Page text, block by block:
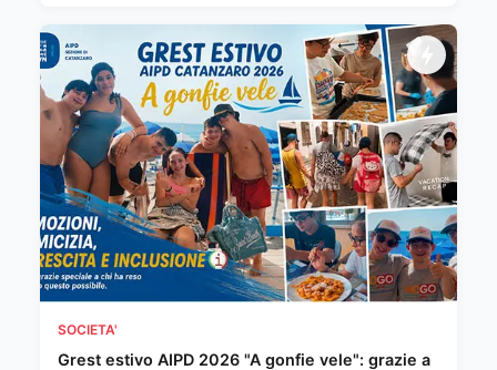
SOCIETA'
Grest estivo AIPD 2026 "A gonfie vele": grazie a